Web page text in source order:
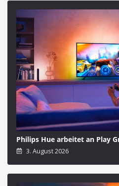
Philips Hue arbeitet an Play
3. August 2026